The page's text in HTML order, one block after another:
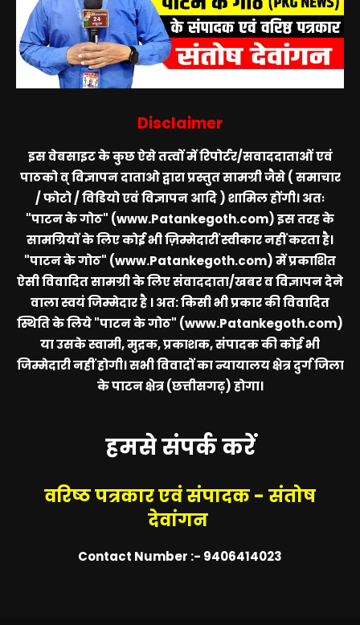
Disclaimer
इस वेबसाइट के कुछ ऐसे तत्वों में रिपोर्टर/सवाददाताओं एवं
पाठको व् विज्ञापन दाताओ द्वारा प्रस्तुत सामग्री जैसे ( समाचार
/ फोटो / विडियो एवं विज्ञापन आदि ) शामिल होंगी। अतः
"पाटन के गोठ" (www.Patankegoth.com)इस तरह के
सामग्रियों के लिए कोई भी ज़िम्मेदारीं स्वीकार नहीं करता है।
"पाटन के गोठ" (www.Patankegoth.com)में प्रकाशित
ऐसी विवादित सामग्री के लिए संवाददाता/खबर व विज्ञापन देने
वाला स्वयं जिम्मेदार है । अत: किसी भी प्रकार की विवादित
स्थिति के लिये"पाटन के गोठ" (www.Patankegoth.com)
या उसके स्वामी, मुद्रक, प्रकाशक, संपादक की कोई भी
जिम्मेदारी नहीं होगी। सभी विवादों का न्यायालय क्षेत्र दुर्ग जिला
के पाटन क्षेत्र (छत्तीसगढ़) होगा।
हमसे संपर्क करें
वरिष्ठ पत्रकार एवं संपादक - संतोष
देवांगन
Contact Number :- 9406414023